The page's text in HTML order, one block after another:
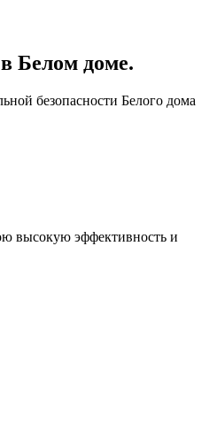
Белом доме.
безопасности Белого дома
высокую эффективность и